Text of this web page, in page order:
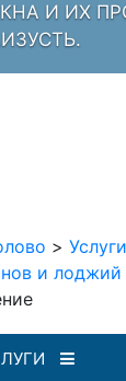
И ИХ
> Услуги
и лоджий